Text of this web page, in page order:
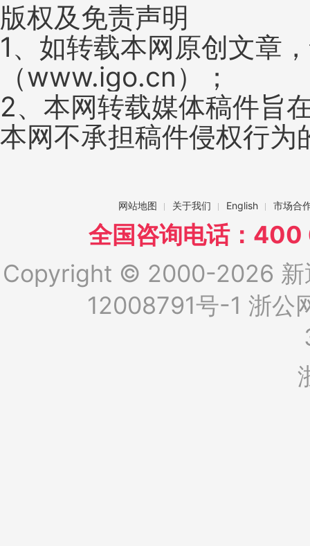
版权及免责声明
1、如转载本网原创文章
（www.igo.cn）；
2、本网转载媒体稿件旨
本网不承担稿件侵权行为
网站地图 关于我们 English 市场合
全国咨询电话：
Copyright © 2000-2026 新
12008791号-1 浙公